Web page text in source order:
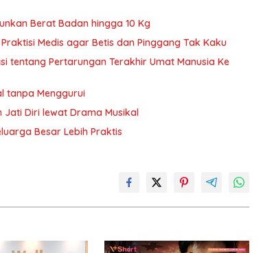
Berat Badan hingga 10 Kg
Medis agar Betis dan Pinggang Tak Kaku
tentang Pertarungan Terakhir Umat Manusia Ke
tanpa Menggurui
Jati Diri lewat Drama Musikal
Besar Lebih Praktis